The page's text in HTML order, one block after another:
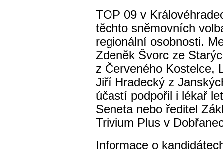
TOP 09 v
těchto sněmovních
regionální osobnosti.
Zdeněk Švorc ze
z Červeného Kostelce,
Jiří Hradecký z
účastí podpořil i lékař
Seneta nebo ředitel
Trivium Plus v
Informace o